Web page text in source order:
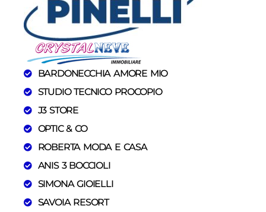
BARDONECCHIA AMORE MIO
STUDIO TECNICO PROCOPIO
J3 STORE
OPTIC & CO
ROBERTA MODA E CASA
ANIS 3 BOCCIOLI
SIMONA GIOIELLI
SAVOIA RESORT